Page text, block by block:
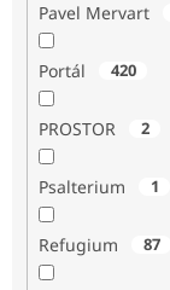
Pavel Mervart
Portál 420
PROSTOR 2
Psalterium 1
Refugium 87